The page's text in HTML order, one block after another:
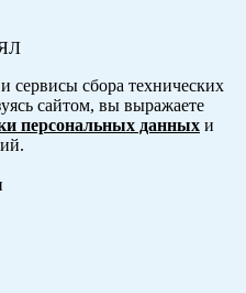
сервисы сбора технических
сайтом, вы выражаете
персональных данных и